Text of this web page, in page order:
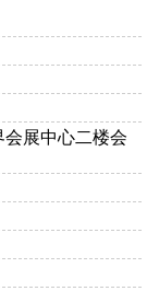
展中心二楼会